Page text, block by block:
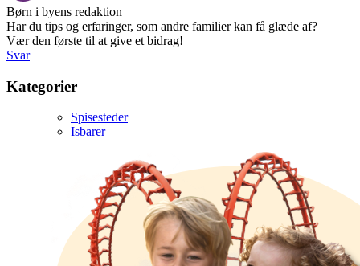
Børn i byens redaktion
Har du tips og erfaringer, som andre familier kan få glæde af?
Vær den første til at give et bidrag!
Svar
Kategorier
Spisesteder
Isbarer